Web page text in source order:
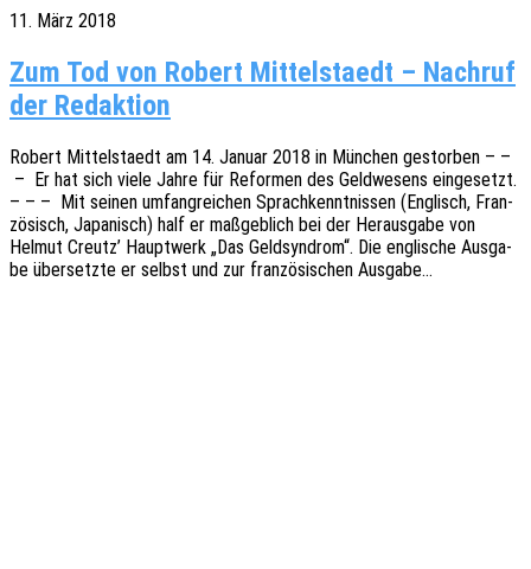
11. März 2018
Zum Tod von Robert Mittelstaedt – Nachruf
der Redaktion
Robert Mittel­staedt am 14. Januar 2018 in München gestor­ben – –
– Er hat sich viele Jahre für Refor­men des Geld­we­sens einge­setzt.
– – – Mit seinen umfang­rei­chen Sprach­kennt­nis­sen (Englisch, Fran­
zö­sisch, Japa­nisch) half er maßgeb­lich bei der Heraus­ga­be von
Helmut Creutz’ Haupt­werk „Das Geld­syn­drom“. Die engli­sche Ausga­
be über­setz­te er selbst und zur fran­zö­si­schen Ausgabe…